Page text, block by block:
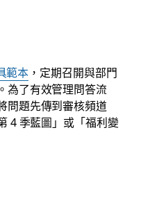
範本 ，定期召開與部門
為了有效管理問答流
問題先傳到審核頻道
4 季藍圖」或「福利變